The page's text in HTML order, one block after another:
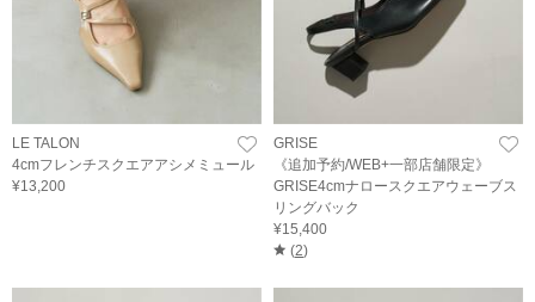
LE TALON
4cmフレンチスクエアアシメミュール
¥13,200
GRISE
《追加予約/WEB+一部店舗限定》
GRISE4cmナロースクエアウェーブス
リングバック
¥15,400
(2)